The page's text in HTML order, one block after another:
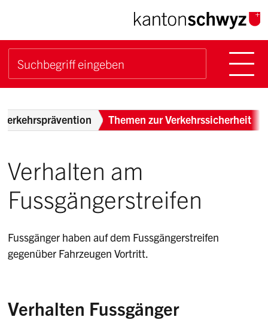
Navigieren im Kanton
Schnellnavigation
Suchbegriff
Breadcrumb
Verkehrsprävention Themen zur Verkehrssicherheit
Verhalten am
Fussgängerstreifen
Fussgänger haben auf dem Fussgängerstreifen
gegenüber Fahrzeugen Vortritt.
Verhalten Fussgänger